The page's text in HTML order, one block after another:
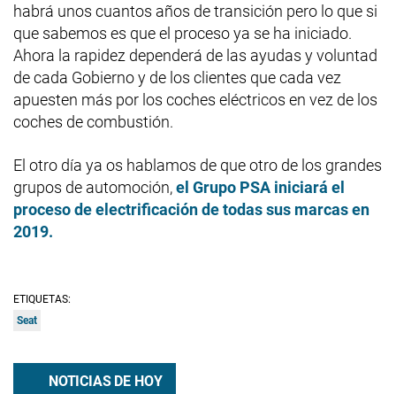
habrá unos cuantos años de transición pero lo que si
que sabemos es que el proceso ya se ha iniciado.
Ahora la rapidez dependerá de las ayudas y voluntad
de cada Gobierno y de los clientes que cada vez
apuesten más por los coches eléctricos en vez de los
coches de combustión.
El otro día ya os hablamos de que otro de los grandes
grupos de automoción,el Grupo PSA iniciará el
proceso de electrificación de todas sus marcas en
2019.
ETIQUETAS:
Seat
NOTICIAS DE HOY